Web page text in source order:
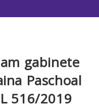
gabinete
Paschoal
516/2019